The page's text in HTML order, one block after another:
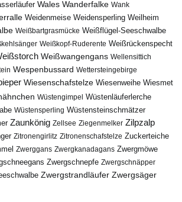
Wales Wanderfalke Wank
Weidenmeise Weidensperling Weilheim
Weißbartgrasmücke Weißflügel-Seeschwalbe
Weißkopf-Ruderente Weißrückenspecht
Weißwangengans Wellensittich
Wespenbussard Wettersteingebirge
Wiesenschafstelze Wiesenweihe Wiesmet
Wüstengimpel Wüstenläuferlerche
Wüstensperling Wüstensteinschmätzer
Zaunkönig Zellsee Ziegenmelker Zilpzalp
Zitronengirlitz Zitronenschafstelze Zuckerteiche
Zwerggans Zwergkanadagans Zwergmöwe
Zwergschnepfe Zwergschnäpper
Zwergstrandläufer Zwergsäger